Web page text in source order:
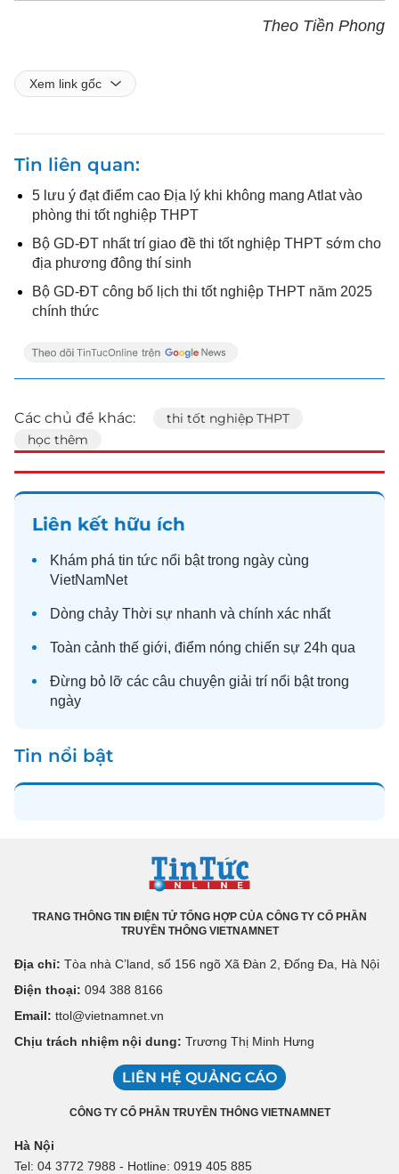
Theo Tiền Phong
Xem link gốc
Tin liên quan
5 lưu ý đạt điểm cao Địa lý khi không mang Atlat vào
phòng thi tốt nghiệp THPT
Bộ GD-ĐT nhất trí giao đề thi tốt nghiệp THPT sớm cho
địa phương đông thí sinh
Bộ GD-ĐT công bố lịch thi tốt nghiệp THPT năm 2025
chính thức
Các chủ đề khác:
thi tốt nghiệp THPT
học thêm
Liên kết hữu ích
Khám phá tin tức nổi bật trong ngày cùng
VietNamNet
Dòng chảy Thời sự nhanh và chính xác nhất
Toàn cảnh thế giới, điểm nóng chiến sự 24h qua
Đừng bỏ lỡ các câu chuyện giải trí nổi bật trong
ngày
Tin nổi bật
TRANG THÔNG TIN ĐIỆN TỬ TỔNG HỢP CỦA CÔNG TY CỔ PHẦN
TRUYỀN THÔNG VIETNAMNET
Địa chỉ: Tòa nhà C’land, số 156 ngõ Xã Đàn 2, Đống Đa, Hà Nội
Điện thoại: 094 388 8166
Email: ttol@vietnamnet.vn
Chịu trách nhiệm nội dung: Trương Thị Minh Hưng
LIÊN HỆ QUẢNG CÁO
CÔNG TY CỔ PHẦN TRUYỀN THÔNG VIETNAMNET
Hà Nội
Tel: 04 3772 7988 - Hotline: 0919 405 885